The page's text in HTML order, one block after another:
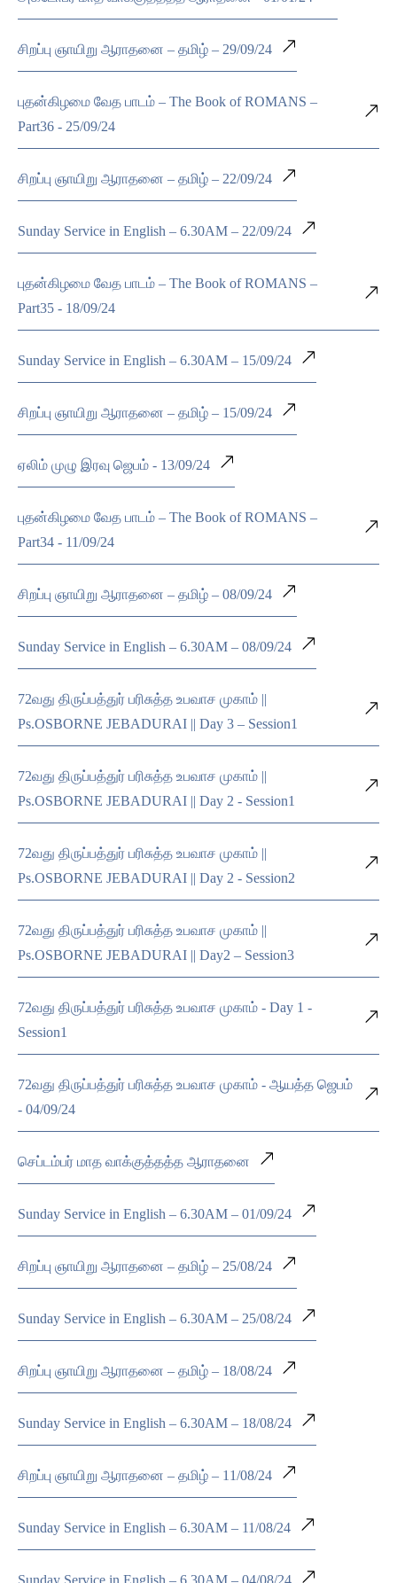
சிறப்பு ஞாயிறு ஆராதனை – தமிழ் – 29/09/24
புதன்கிழமை வேத பாடம் – The Book of ROMANS –
Part36 - 25/09/24
சிறப்பு ஞாயிறு ஆராதனை – தமிழ் – 22/09/24
Sunday Service in English – 6.30AM – 22/09/24
புதன்கிழமை வேத பாடம் – The Book of ROMANS –
Part35 - 18/09/24
Sunday Service in English – 6.30AM – 15/09/24
சிறப்பு ஞாயிறு ஆராதனை – தமிழ் – 15/09/24
ஏலிம் முழு இரவு ஜெபம் - 13/09/24
புதன்கிழமை வேத பாடம் – The Book of ROMANS –
Part34 - 11/09/24
சிறப்பு ஞாயிறு ஆராதனை – தமிழ் – 08/09/24
Sunday Service in English – 6.30AM – 08/09/24
72வது திருப்பத்துர் பரிசுத்த உபவாச முகாம் ||
Ps.OSBORNE JEBADURAI || Day 3 – Session1
72வது திருப்பத்துர் பரிசுத்த உபவாச முகாம் ||
Ps.OSBORNE JEBADURAI || Day 2 - Session1
72வது திருப்பத்துர் பரிசுத்த உபவாச முகாம் ||
Ps.OSBORNE JEBADURAI || Day 2 - Session2
72வது திருப்பத்துர் பரிசுத்த உபவாச முகாம் ||
Ps.OSBORNE JEBADURAI || Day2 – Session3
72வது திருப்பத்துர் பரிசுத்த உபவாச முகாம் - Day 1 -
Session1
72வது திருப்பத்துர் பரிசுத்த உபவாச முகாம் - ஆயத்த ஜெபம்
- 04/09/24
செப்டம்பர் மாத வாக்குத்தத்த ஆராதனை
Sunday Service in English – 6.30AM – 01/09/24
சிறப்பு ஞாயிறு ஆராதனை – தமிழ் – 25/08/24
Sunday Service in English – 6.30AM – 25/08/24
சிறப்பு ஞாயிறு ஆராதனை – தமிழ் – 18/08/24
Sunday Service in English – 6.30AM – 18/08/24
சிறப்பு ஞாயிறு ஆராதனை – தமிழ் – 11/08/24
Sunday Service in English – 6.30AM – 11/08/24
Sunday Service in English – 6.30AM – 04/08/24